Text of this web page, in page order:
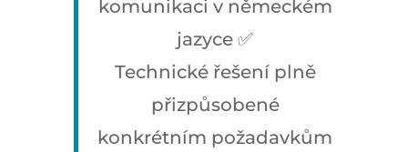
komunikaci v německém
jazyce ✅
Technické řešení plně
přizpůsobené
konkrétním požadavkům